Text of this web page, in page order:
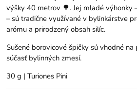
výšky 40 metrov 🌳. Jej mladé výhonky
– sú tradične využívané v bylinkárstve
arómu a prirodzený obsah silíc.
Sušené borovicové špičky sú vhodné
súčasť bylinných zmesí.
30 g | Turiones Pini